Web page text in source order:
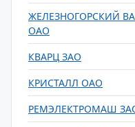
ЖЕЛЕЗНОГОРСКИЙ
ОАО
КВАРЦ ЗАО
КРИСТАЛЛ ОАО
РЕМЭЛЕКТРОМАШ